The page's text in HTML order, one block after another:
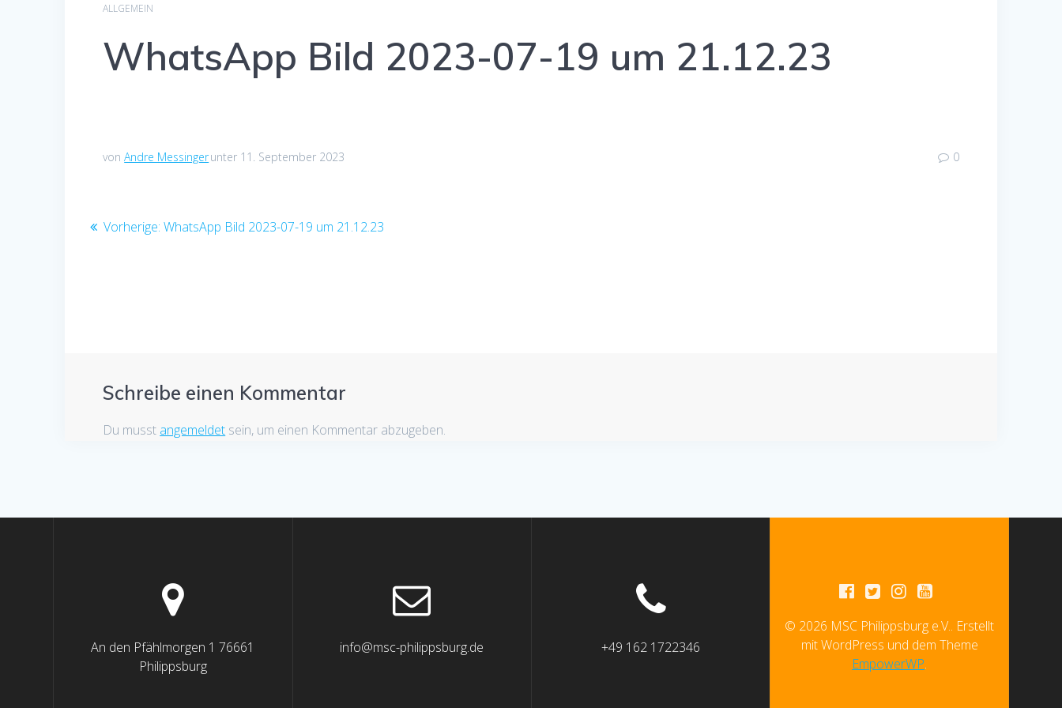
ALLGEMEIN
WhatsApp Bild 2023-07-19 um 21.12.23
vonAndre Messingerunter 11. September 2023 0
Beitragsnavigation
Vorherige: Vorheriger
WhatsApp Bild 2023-07-19 um 21.12.23
Schreibe einen Kommentar
Du musst angemeldet sein, um einen Kommentar abzugeben.
An den Pfählmorgen 1 76661
Philippsburg
info@msc-philippsburg.de +49 162 1722346
© 2026 MSC Philippsburg e.V.. Erstellt
mit WordPress und dem Theme
EmpowerWP.